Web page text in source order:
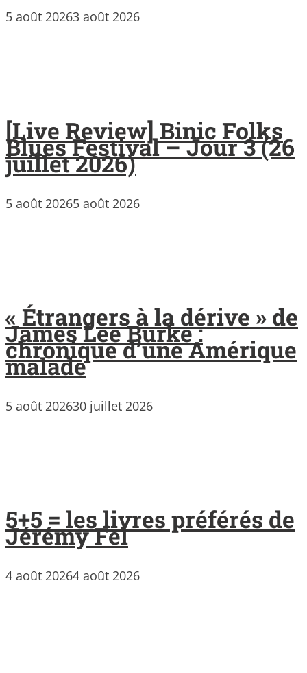
5 août 20263 août 2026
[Live Review] Binic Folks
Blues Festival – Jour 3 (26
juillet 2026)
5 août 20265 août 2026
« Étrangers à la dérive » de
James Lee Burke :
chronique d’une Amérique
malade
5 août 202630 juillet 2026
5+5 = les livres préférés de
Jérémy Fel
4 août 20264 août 2026